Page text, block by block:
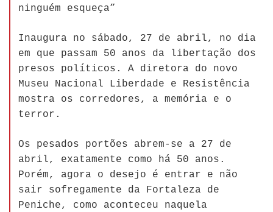
ninguém esqueça”
Inaugura no sábado, 27 de abril, no dia
em que passam 50 anos da libertação dos
presos políticos. A diretora do novo
Museu Nacional Liberdade e Resistência
mostra os corredores, a memória e o
terror.
Os pesados portões abrem-se a 27 de
abril, exatamente como há 50 anos.
Porém, agora o desejo é entrar e não
sair sofregamente da Fortaleza de
Peniche, como aconteceu naquela